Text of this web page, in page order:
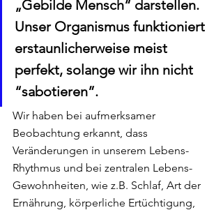
„Gebilde Mensch“ darstellen.
Unser Organismus funktioniert
erstaunlicherweise meist
perfekt, solange wir ihn nicht
“sabotieren”.
Wir haben bei aufmerksamer
Beobachtung erkannt, dass
Veränderungen in unserem Lebens-
Rhythmus und bei zentralen Lebens-
Gewohnheiten, wie z.B. Schlaf, Art der
Ernährung, körperliche Ertüchtigung,